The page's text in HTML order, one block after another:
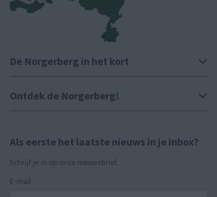
De Norgerberg in het kort
Ontdek de Norgerberg!
Als eerste het laatste nieuws in je inbox?
Schrijf je in op onze nieuwsbrief.
E-mail